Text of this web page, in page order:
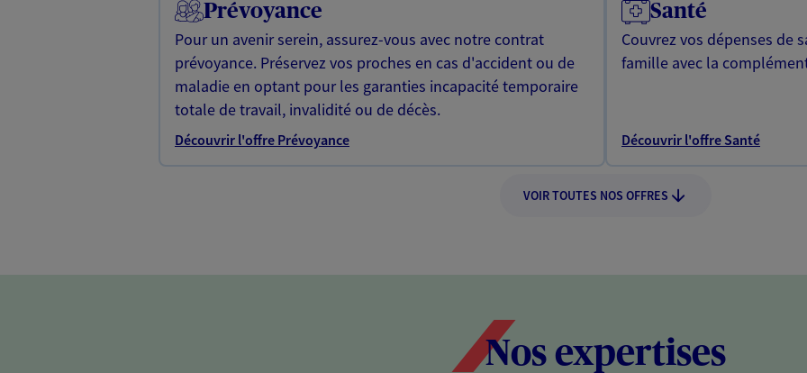
Prévoyance
Pour un avenir serein, assurez-vous avec notre contrat
prévoyance. Préservez vos proches en cas d'accident ou de
maladie en optant pour les garanties incapacité temporaire
totale de travail, invalidité ou de décès.
Découvrir l'offre Prévoyance
Santé
Couvrez vos dépenses de
famille avec la
Découvrir l'offre Santé
VOIR TOUTES NOS OFFRES
Nos expertises